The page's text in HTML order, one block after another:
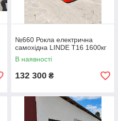
№660 Рокла електрична
самохідна LINDE T16 1600кг
В наявності
132 300 ₴